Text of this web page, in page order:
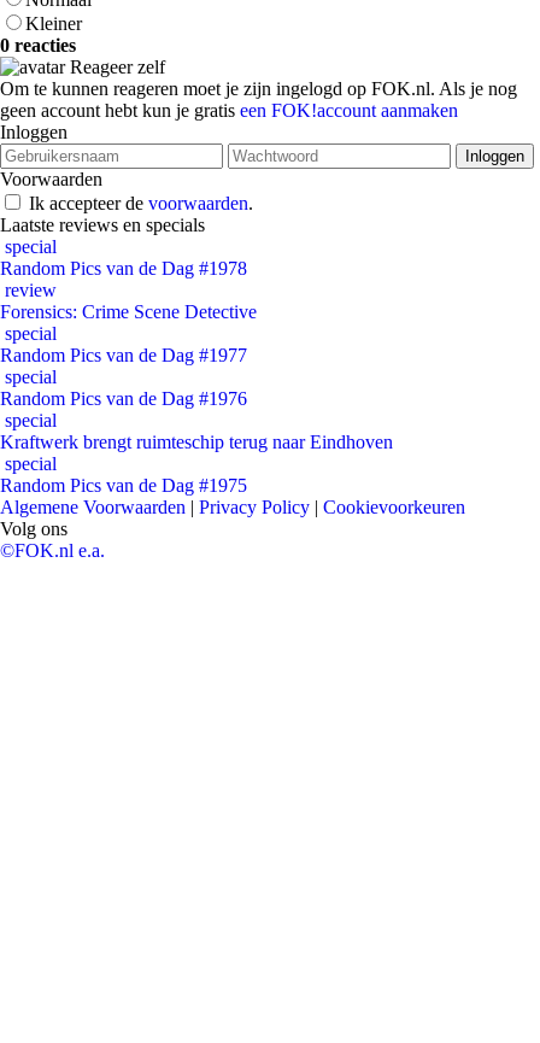
Kleiner
0 reacties
Reageer zelf
Om te kunnen reageren moet je zijn ingelogd op FOK.nl. Als je nog
geen account hebt kun je gratis een FOK!account aanmaken
Inloggen
Voorwaarden
Ik accepteer de voorwaarden.
Laatste reviews en specials
special
Random Pics van de Dag #1978
review
Forensics: Crime Scene Detective
special
Random Pics van de Dag #1977
special
Random Pics van de Dag #1976
special
Kraftwerk brengt ruimteschip terug naar Eindhoven
special
Random Pics van de Dag #1975
Algemene Voorwaarden | Privacy Policy | Cookievoorkeuren
Volg ons
©FOK.nl e.a.